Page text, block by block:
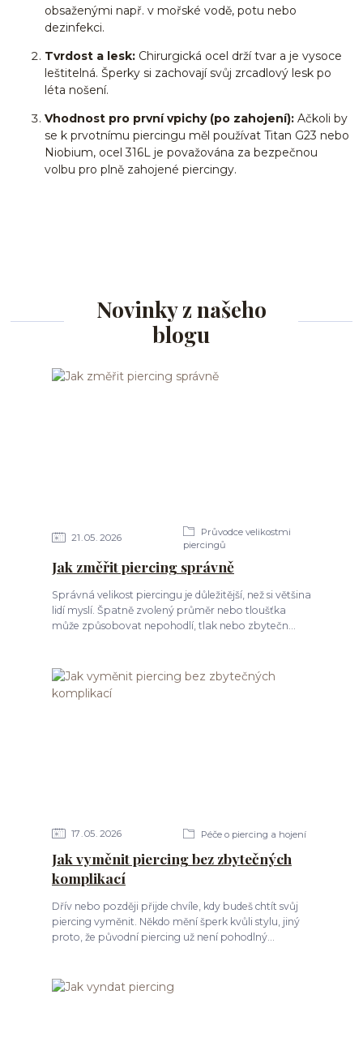
obsaženými např. v mořské vodě, potu nebo
dezinfekci.
Tvrdost a lesk: Chirurgická ocel drží tvar a je vysoce
leštitelná. Šperky si zachovají svůj zrcadlový lesk po
léta nošení.
Vhodnost pro první vpichy (po zahojení): Ačkoli by
se k prvotnímu piercingu měl používat Titan G23 nebo
Niobium, ocel 316L je považována za bezpečnou
volbu pro plně zahojené piercingy.
Novinky z našeho
blogu
21 05 2026
Průvodce velikostmi
piercingů
Jak změřit piercing správně
Správná velikost piercingu je důležitější, než si většina
lidí myslí. Špatně zvolený průměr nebo tloušťka
může způsobovat nepohodlí, tlak nebo zbytečn...
17 05 2026 Péče o piercing a hojení
Jak vyměnit piercing bez zbytečných
komplikací
Dřív nebo později přijde chvíle, kdy budeš chtít svůj
piercing vyměnit. Někdo mění šperk kvůli stylu, jiný
proto, že původní piercing už není pohodlný...